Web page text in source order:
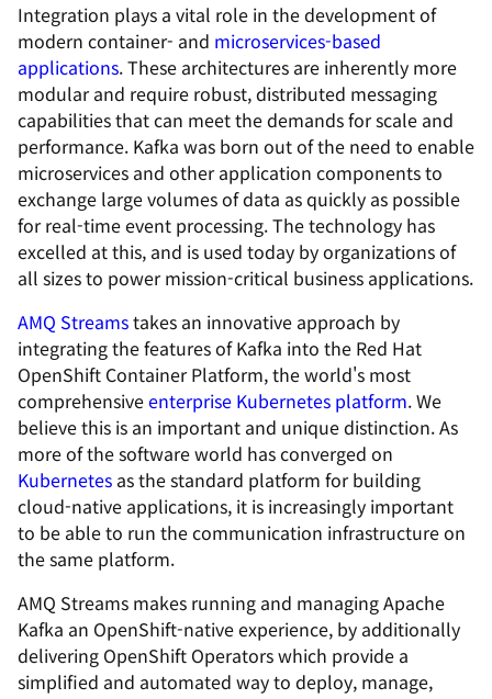
Integration plays a vital role in the development of
modern container- and microservices-based
applications. These architectures are inherently more
modular and require robust, distributed messaging
capabilities that can meet the demands for scale and
performance. Kafka was born out of the need to enable
microservices and other application components to
exchange large volumes of data as quickly as possible
for real-time event processing. The technology has
excelled at this, and is used today by organizations of
all sizes to power mission-critical business applications.
AMQ Streamstakes an innovative approach by
integrating the features of Kafka into the Red Hat
OpenShift Container Platform, the world's most
comprehensiveenterprise Kubernetes platform. We
believe this is an important and unique distinction. As
more of the software world has converged on
Kubernetes as the standard platform for building
cloud-native applications, it is increasingly important
to be able to run the communication infrastructure on
the same platform.
AMQ Streams makes running and managing Apache
Kafka an OpenShift-native experience, by additionally
delivering OpenShift Operators which provide a
simplified and automated way to deploy, manage,